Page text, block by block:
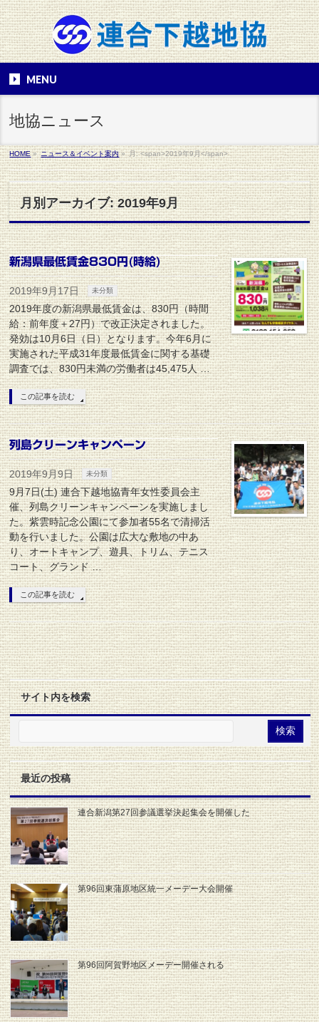
MENU
地協ニュース
HOME» ニュース＆イベント案内» 月: <span>2019年9月</span>
月別アーカイブ: 2019年9月
新潟県最低賃金830円(時給)
2019年9月17日 未分類
2019年度の新潟県最低賃金は、830円（時間
給：前年度＋27円）で改正決定されました。
発効は10月6日（日）となります。今年6月に
実施された平成31年度最低賃金に関する基礎
調査では、830円未満の労働者は45,475人 …
この記事を読む
列島クリーンキャンペーン
2019年9月9日 未分類
9月7日(土) 連合下越地協青年女性委員会主
催、列島クリーンキャンペーンを実施しまし
た。紫雲時記念公園にて参加者55名で清掃活
動を行いました。公園は広大な敷地の中あ
り、オートキャンプ、遊具、トリム、テニス
コート、グランド …
この記事を読む
サイト内を検索
最近の投稿
連合新潟第27回参議選挙決起集会を開催した
第96回東蒲原地区統一メーデー大会開催
第96回阿賀野地区メーデー開催される